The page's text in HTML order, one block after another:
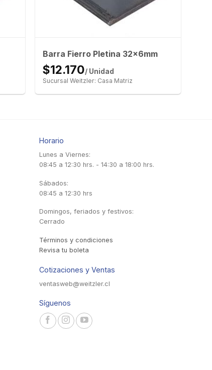
Barra Fierro Pletina 32x6mm
$12.170/ Unidad
Sucursal Weitzler: Casa Matriz
Horario
Lunes a Viernes:
08:45 a 12:30 hrs. - 14:30 a 18:00 hrs.
Sábados:
08:45 a 12:30 hrs
Domingos, feriados y festivos:
Cerrado
Términos y condiciones
Revisa tu boleta
Cotizaciones y Ventas
ventasweb@weitzler.cl
Síguenos